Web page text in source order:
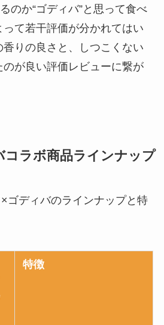
のか“ゴディバ”と思って食べ
て若干評価が分かれてはい
香りの良さと、しつこくない
が良い評価レビューに繋が
コラボ商品ラインナップ
ゴディバのラインナップと特
特徴